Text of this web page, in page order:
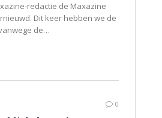
redactie de Maxazine
Dit keer hebben we de
de…
0